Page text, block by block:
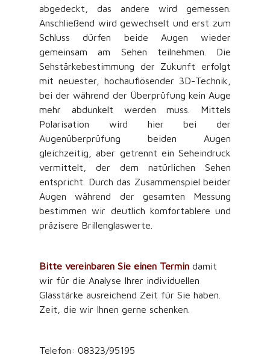
abgedeckt, das andere wird gemessen.
Anschließend wird gewechselt und erst zum
Schluss dürfen beide Augen wieder
gemeinsam am Sehen teilnehmen. Die
Sehstärkebestimmung der Zukunft erfolgt
mit neuester, hochauflösender 3D-Technik,
bei der während der Überprüfung kein Auge
mehr abdunkelt werden muss. Mittels
Polarisation wird hier bei der
Augenüberprüfung beiden Augen
gleichzeitig, aber getrennt ein Seheindruck
vermittelt, der dem natürlichen Sehen
entspricht. Durch das Zusammenspiel beider
Augen während der gesamten Messung
bestimmen wir deutlich komfortablere und
präzisere Brillenglaswerte.
Bitte vereinbaren Sie einen Termin damit
wir für die Analyse Ihrer individuellen
Glasstärke ausreichend Zeit für Sie haben.
Zeit, die wir Ihnen gerne schenken.
Telefon: 08323/95195